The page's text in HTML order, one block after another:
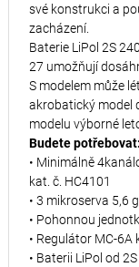
své konstrukci a
zacházení.
Baterie LiPol 2S
27 umožňují
S modelem může
akrobatický model
modelu výborné
Budete potřebovat:
• Minimálně
kat. č. HC4101
• 3 mikroserva 5,6
• Pohonnou
• Regulátor MC-6A
• Baterii LiPol od